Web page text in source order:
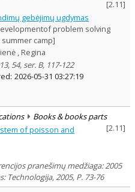
[2.11]
gebėjimų ugdymas
problem solving
camp]
, Regina
54, ser. B, 117-122
2026-05-31 03:27:19
Books & books parts
[2.11]
of poisson and
pranešimų medžiaga: 2005
Technologija, 2005, P. 73-76